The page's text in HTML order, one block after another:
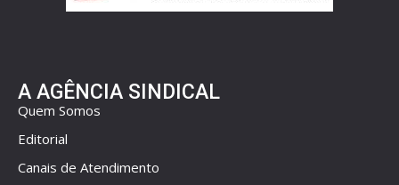
A AGÊNCIA SINDICAL
Quem Somos
Editorial
Canais de Atendimento